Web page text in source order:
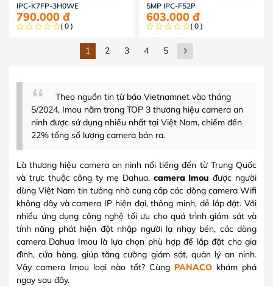
IPC-K7FP-3H0WE
790.000 đ
( 0 )
5MP IPC-F52P
603.000 đ
( 0 )
1 2 3 4 5
Theo nguồn tin từ báo Vietnamnet vào tháng
5/2024, Imou nằm trong TOP 3 thương hiệu camera an
ninh được sử dụng nhiều nhất tại Việt Nam, chiếm đến
22% tổng số lượng camera bán ra.
Là thương hiệu camera an ninh nổi tiếng đến từ Trung Quốc
và trực thuộc công ty mẹ Dahua, camera Imou được người
dùng Việt Nam tin tưởng nhờ cung cấp các dòng camera Wifi
không dây và camera IP hiện đại, thông minh, dễ lắp đặt. Với
nhiều ứng dụng công nghệ tối ưu cho quá trình giám sát và
tính năng phát hiện đột nhập người lạ nhạy bén, các dòng
camera Dahua Imou là lựa chọn phù hợp để lắp đặt cho gia
đình, cửa hàng, giúp tăng cường giám sát, quản lý an ninh.
Vậy camera Imou loại nào tốt? Cùng PANACOkhám phá
ngay sau đây.